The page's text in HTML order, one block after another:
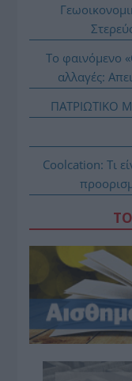
Το φαινόμενο
αλλαγές:
ΠΑΤΡΙΩΤΙΚΟ
Coolcation: Τι